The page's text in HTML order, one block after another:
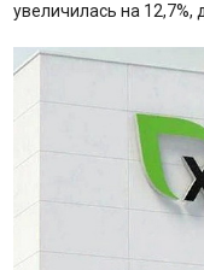
увеличилась на 12,7%,